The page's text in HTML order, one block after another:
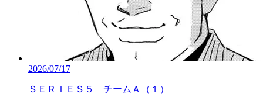
2026/07/17
ＳＥＲＩＥＳ５ チームＡ（１）